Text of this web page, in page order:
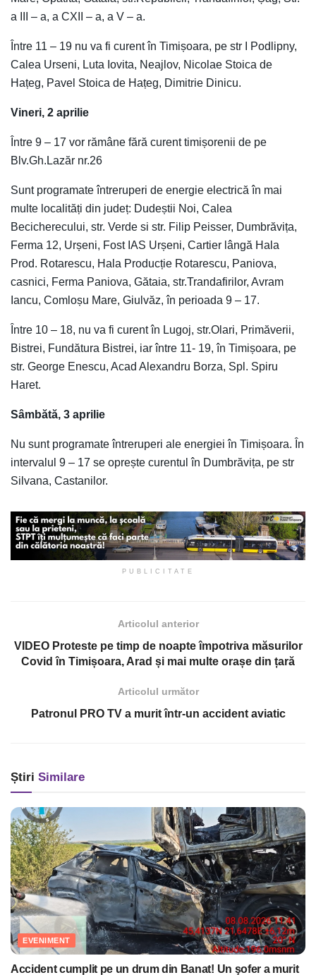
a III – a, a CXII – a, a V – a.
Între 11 – 19 nu va fi curent în Timișoara, pe str I Podlipny,
Calea Urseni, Luta Iovita, Neajlov, Nicolae Stoica de
Hațeg, Pavel Stoica de Hațeg, Dimitrie Dinicu.
Vineri, 2 aprilie
Între 9 – 17 vor rămâne fără curent timișorenii de pe
Blv.Gh.Lazăr nr.26
Sunt programate întreruperi de energie electrică în mai
multe localități din județ: Dudeștii Noi, Calea
Becicherecului, str. Verde si str. Filip Peisser, Dumbrăvița,
Ferma 12, Urșeni, Fost IAS Urșeni, Cartier lângă Hala
Prod. Rotarescu, Hala Producție Rotarescu, Paniova,
casnici, Ferma Paniova, Gătaia, str.Trandafirilor, Avram
Iancu, Comloșu Mare, Giulvăz, în perioada 9 – 17.
Între 10 – 18, nu va fi curent în Lugoj, str.Olari, Primăverii,
Bistrei, Fundătura Bistrei, iar între 11- 19, în Timișoara, pe
str. George Enescu, Acad Alexandru Borza, Spl. Spiru
Haret.
Sâmbătă, 3 aprilie
Nu sunt programate întreruperi ale energiei în Timișoara. În
intervalul 9 – 17 se oprește curentul în Dumbrăvița, pe str
Silvana, Castanilor.
PUBLICITATE
Articolul anterior
VIDEO Proteste pe timp de noapte împotriva măsurilor
Covid în Timișoara, Arad și mai multe orașe din țară
Articolul următor
Patronul PRO TV a murit într-un accident aviatic
Știri Similare
EVENIMENT
Accident cumplit pe un drum din Banat! Un şofer a murit